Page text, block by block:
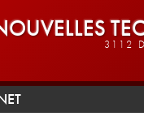
3112